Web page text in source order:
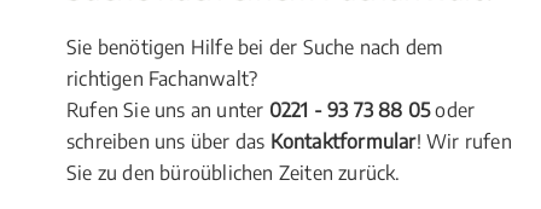
Sie benötigen Hilfe bei der Suche nach dem
richtigen Fachanwalt?
Rufen Sie uns an unter 0221 - 93 73 88 05oder
schreiben uns über das Kontaktformular! Wir rufen
Sie zu den büroüblichen Zeiten zurück.